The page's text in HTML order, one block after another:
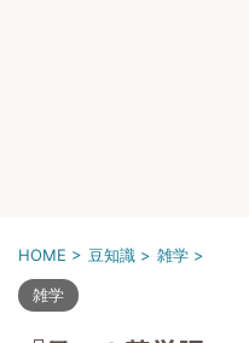
HOME > 豆知識 > 雑学 >
雑学